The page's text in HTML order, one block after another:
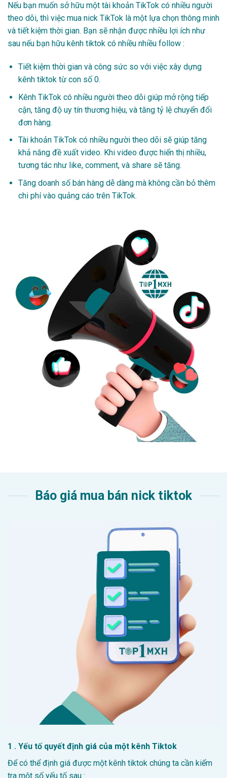
Nếu bạn muốn sở hữu một tài khoản TikTok có nhiều người
theo dõi, thì việc mua nick TikTok là một lựa chọn thông minh
và tiết kiệm thời gian. Bạn sẽ nhận được nhiều lợi ích như
sau nếu bạn hữu kênh tiktok có nhiều nhiều follow :
Tiết kiệm thời gian và công sức so với việc xây dựng
kênh tiktok từ con số 0.
Kênh TikTok có nhiều người theo dõi giúp mở rộng tiếp
cận, tăng độ uy tín thương hiệu, và tăng tỷ lệ chuyển đổi
đơn hàng.
Tài khoản TikTok có nhiều người theo dõi sẽ giúp tăng
khả năng đề xuất video. Khi video được hiển thị nhiều,
tương tác như like, comment, và share sẽ tăng.
Tăng doanh số bán hàng dễ dàng mà không cần bỏ thêm
chi phí vào quảng cáo trên TikTok.
Báo giá mua bán nick tiktok
1 . Yếu tố quyết định giá của một kênh Tiktok
Để có thể định giá được một kênh tiktok chúng ta cần kiểm
tra một số yếu tố sau :